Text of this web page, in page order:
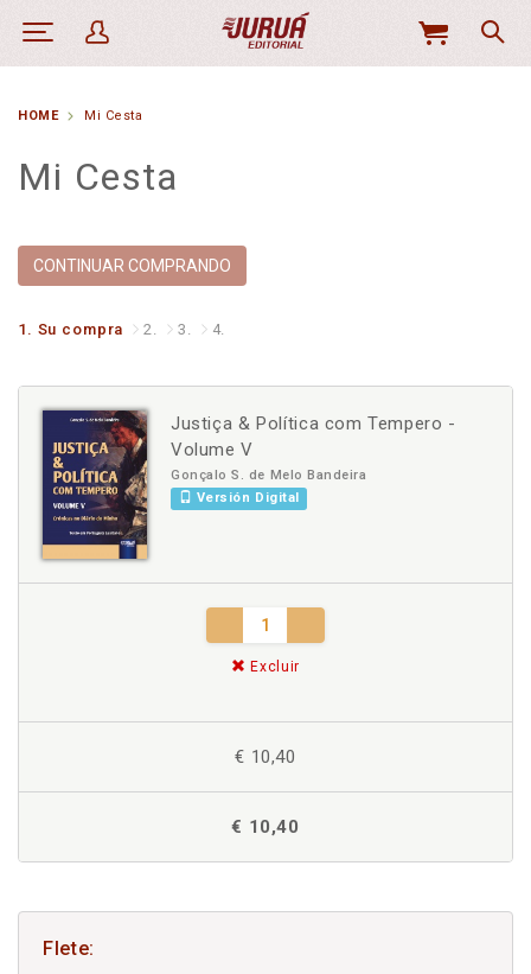
MI
HOME Mi Cesta
Mi Cesta
CONTINUAR COMPRANDO
1. Su compra 2. 3. 4.
Justiça & Política com Tempero -
Volume V
Gonçalo S. de Melo Bandeira
Versión Digital
Excluir
€ 10,40
€ 10,40
Flete: